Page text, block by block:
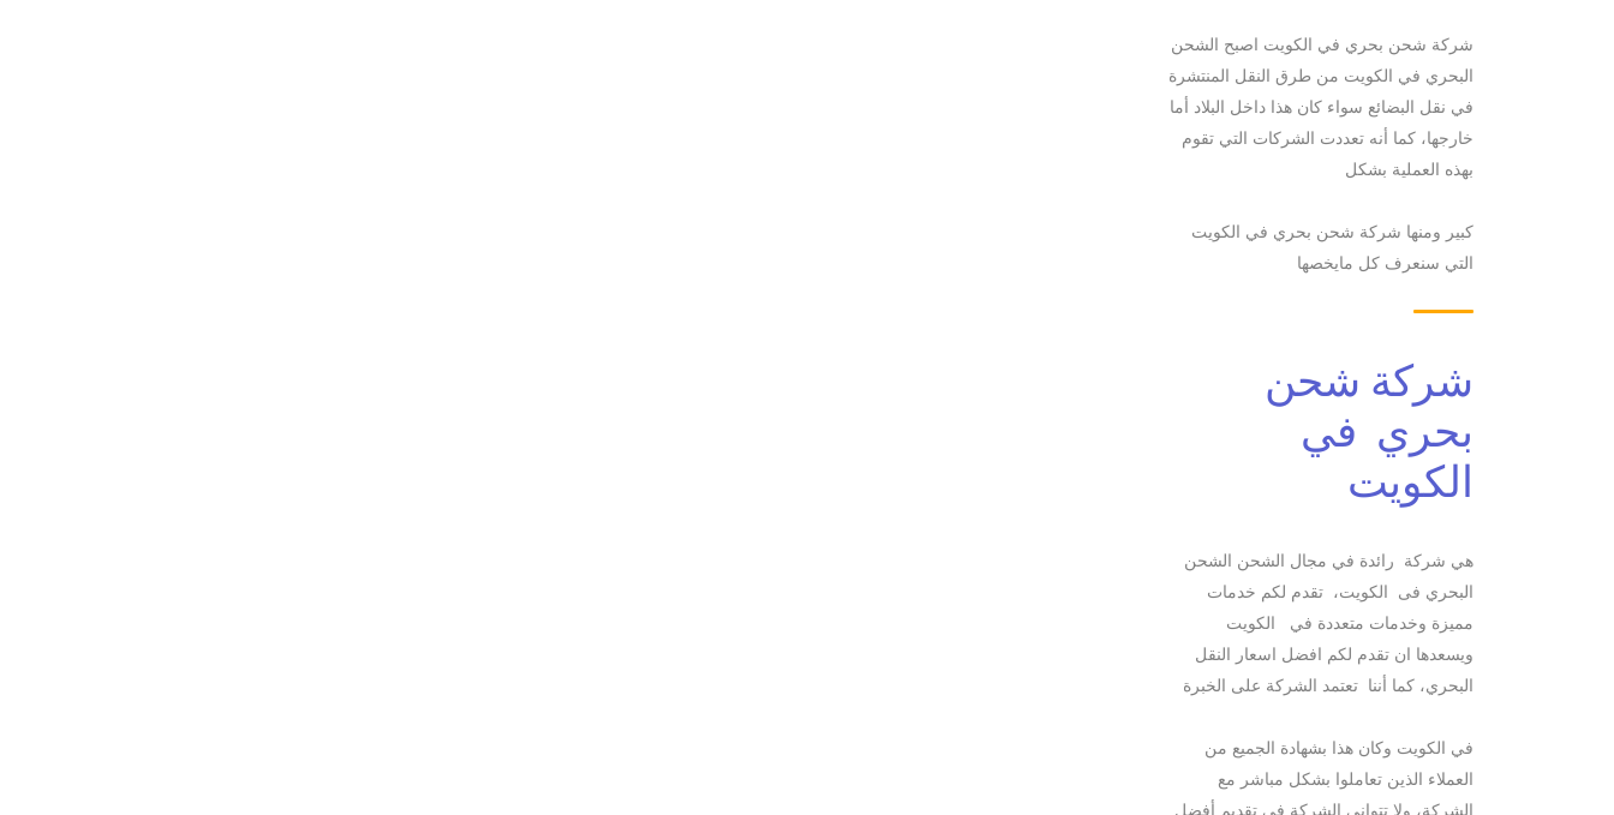
شركة شحن بحري في الكويت اصبح الشحن
البحري في الكويت من طرق النقل المنتشرة
في نقل البضائع سواء كان هذا داخل البلاد أما
خارجها، كما أنه تعددت الشركات التي تقوم
بهذه العملية بشكل
كبير ومنها شركة شحن بحري في الكويت
التي سنعرف كل مايخصها
شركة شحن
بحري في
الكويت
هي شركة رائدة في مجال الشحن الشحن
البحري فى الكويت، تقدم لكم خدمات
مميزة وخدمات متعددة في الكويت
ويسعدها ان تقدم لكم افضل اسعار النقل
البحري، كما أننا تعتمد الشركة على الخبرة
في الكويت وكان هذا بشهادة الجميع من
العملاء الذين تعاملوا بشكل مباشر مع
الشركة، ولا تتوانى الشركة فى تقديم أفضل